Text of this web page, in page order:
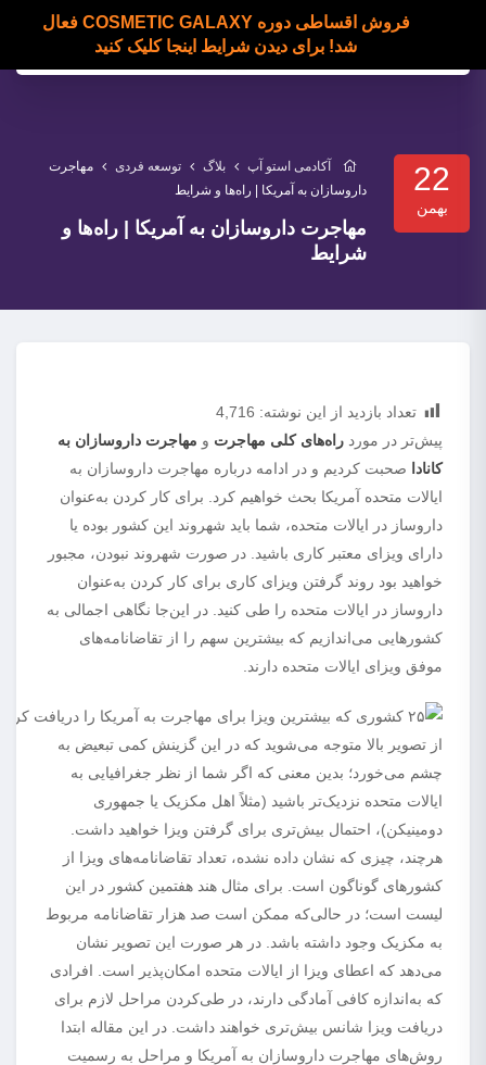
22
بهمن
آکادمی استو آپ بلاگ توسعه فردی
مهاجرت
داروسازان به آمریکا | راه‌ها و شرایط
مهاجرت داروسازان به آمریکا | راه‌ها و
شرایط
تعداد بازدید از این نوشته: 4,716
پیش‌تر در مورد راه‌های کلی مهاجرت و مهاجرت داروسازان به
کانادا صحبت کردیم و در ادامه درباره مهاجرت داروسازان به
ایالات متحده آمریکا بحث خواهیم کرد. برای کار کردن به‌عنوان
داروساز در ایالات متحده، شما باید شهروند این کشور بوده یا
دارای ویزای معتبر کاری باشید. در صورت شهروند نبودن، مجبور
خواهید بود روند گرفتن ویزای کاری برای کار کردن به‌عنوان
داروساز در ایالات متحده را طی کنید. در این‌جا نگاهی اجمالی به
کشورهایی می‌اندازیم که بیشترین سهم را از تقاضانامه‌های
موفق ویزای ایالات متحده دارند.
از تصویر بالا متوجه می‌شوید که در این گزینش کمی تبعیض به
چشم می‌خورد؛ بدین معنی که اگر شما از نظر جغرافیایی به
ایالات متحده نزدیک‌تر باشید (مثلاً اهل مکزیک یا جمهوری
دومینیکن)، احتمال بیش‌تری برای گرفتن ویزا خواهید داشت.
هرچند، چیزی که نشان داده نشده، تعداد تقاضانامه‌های ویزا از
کشورهای گوناگون است. برای مثال هند هفتمین کشور در این
لیست است؛ در حالی‌که ممکن است صد هزار تقاضانامه مربوط
به مکزیک وجود داشته باشد. در هر صورت این تصویر نشان
می‌دهد که اعطای ویزا از ایالات متحده امکان‌پذیر است. افرادی
که به‌اندازه کافی آمادگی دارند، در طی‌کردن مراحل لازم برای
دریافت ویزا شانس بیش‌تری خواهند داشت. در این مقاله ابتدا
روش‌های مهاجرت داروسازان به آمریکا و مراحل به رسمیت
فروش اقساطی دوره COSMETIC GALAXY فعال
شد! برای دیدن شرایط اینجا کلیک کنید